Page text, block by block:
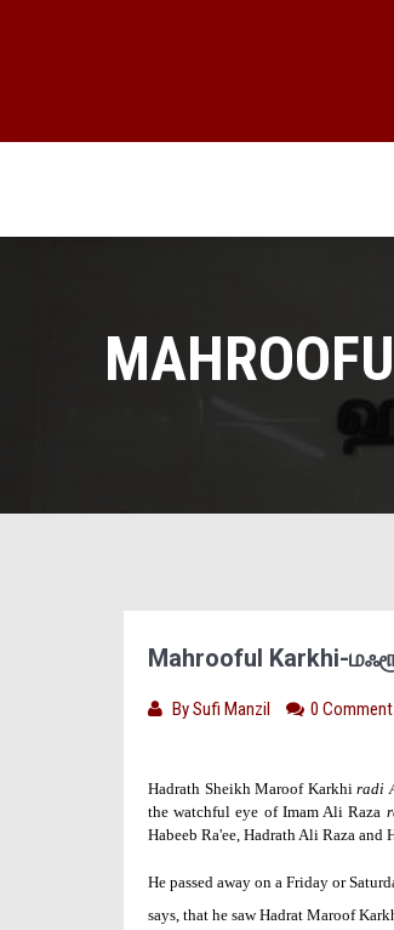
Mahrooful Karkhi-
BySufi Manzil 0 Comment
Hadrath Sheikh Maroof Karkhiradi
the watchful eye of Imam Ali Raza
Habeeb Ra'ee, Hadrath Ali Raza and
He passed away on a Friday or
says, that he saw Hadrat Maroof